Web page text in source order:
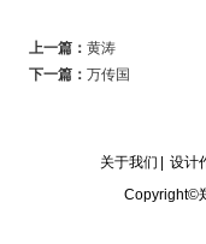
上一篇：黄涛
下一篇：万传国
关于我们 设计
Copyright©